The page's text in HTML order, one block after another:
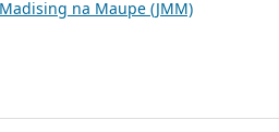
na Maupe (JMM)